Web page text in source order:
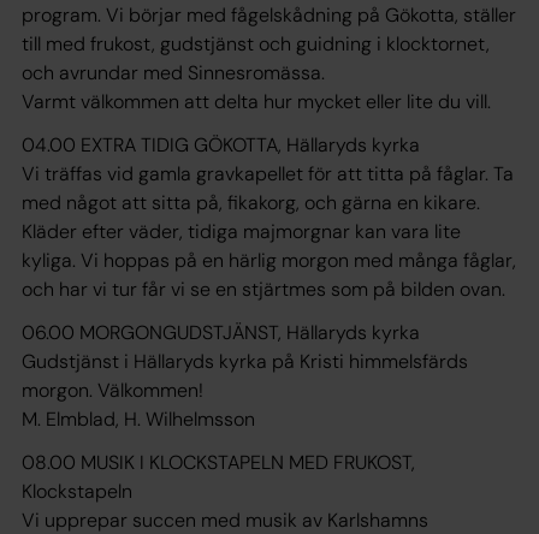
program. Vi börjar med fågelskådning på Gökotta, ställer
till med frukost, gudstjänst och guidning i klocktornet,
och avrundar med Sinnesromässa.
Varmt välkommen att delta hur mycket eller lite du vill.
04.00 EXTRA TIDIG GÖKOTTA, Hällaryds kyrka
Vi träffas vid gamla gravkapellet för att titta på fåglar. Ta
med något att sitta på, fikakorg, och gärna en kikare.
Kläder efter väder, tidiga majmorgnar kan vara lite
kyliga. Vi hoppas på en härlig morgon med många fåglar,
och har vi tur får vi se en stjärtmes som på bilden ovan.
06.00 MORGONGUDSTJÄNST, Hällaryds kyrka
Gudstjänst i Hällaryds kyrka på Kristi himmelsfärds
morgon. Välkommen!
M. Elmblad, H. Wilhelmsson
08.00 MUSIK I KLOCKSTAPELN MED FRUKOST,
Klockstapeln
Vi upprepar succen med musik av Karlshamns